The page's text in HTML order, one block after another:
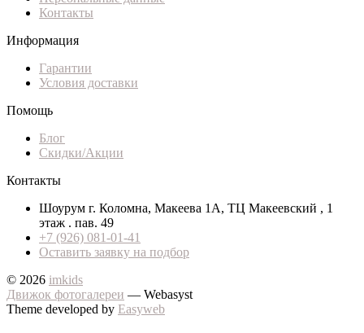
Контакты
Информация
Гарантии
Условия доставки
Помощь
Блог
Скидки/Акции
Контакты
Шоурум г. Коломна, Макеева 1А, ТЦ Макеевский , 1
этаж . пав. 49
+7 (926) 081-01-41
Оставить заявку на подбор
© 2026 imkids
Движок фотогалереи — Webasyst
Theme developed by Easyweb